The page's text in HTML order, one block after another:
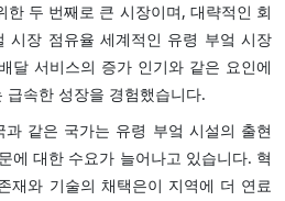
두 번째로 큰 시장이며, 대략적인 회
시장 점유율 세계적인 유령 부엌 시장
달 서비스의 증가 인기와 같은 요인에
속한 성장을 경험했습니다.
같은 국가는 유령 부엌 시설의 출현
에 대한 수요가 늘어나고 있습니다. 혁
재와 기술의 채택은이 지역에 더 연료